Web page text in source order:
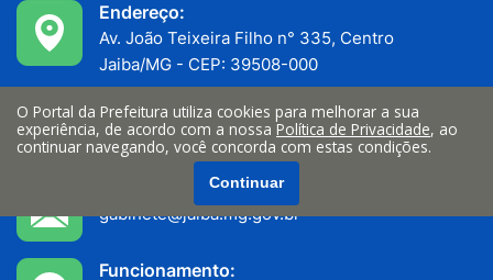
Endereço:
Av. João Teixeira Filho n° 335, Centro
Jaiba/MG - CEP: 39508-000
Telefone:
(38) 3522-1200
gabinete@jaíba.mg.gov.br
Funcionamento:
O Portal da Prefeitura utiliza cookies para melhorar a sua
experiência, de acordo com a nossa Política de Privacidade, ao
continuar navegando, você concorda com estas condições.
Continuar